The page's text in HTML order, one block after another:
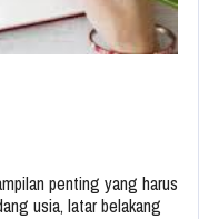
penting yang harus
usia, latar belakang